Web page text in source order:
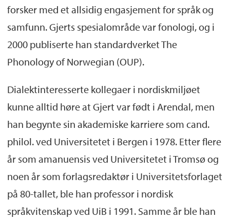
forsker med et allsidig engasjement for språk og
samfunn. Gjerts spesialområde var fonologi, og i
2000 publiserte han standardverket The
Phonology of Norwegian (OUP).
Dialektinteresserte kollegaer i nordiskmiljøet
kunne alltid høre at Gjert var født i Arendal, men
han begynte sin akademiske karriere som cand.
philol. ved Universitetet i Bergen i 1978. Etter flere
år som amanuensis ved Universitetet i Tromsø og
noen år som forlagsredaktør i Universitetsforlaget
på 80-tallet, ble han professor i nordisk
språkvitenskap ved UiB i 1991. Samme år ble han